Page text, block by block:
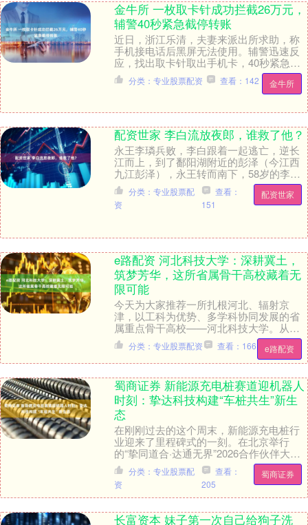
金牛所 一枚取卡针成功拦截26万元，
辅警40秒紧急截停转账
近日，浙江乐清，夫妻来派出所求助，称
手机接电话后黑屏无法使用。辅警迅速反
应，找出取卡针取出手机卡，40秒紧急截
停转账。....
金牛所
分类：专业股票配资 查看：142
配资世家 李白流放夜郎，谁救了他？
永王李璘兵败，李白跟着一起逃亡，逆长
江而上，到了鄱阳湖附近的彭泽（今江西
九江彭泽），永王转而南下，58岁的李白
跑不动了。 江南西道采访使皇甫铣将李白
囚禁在浔阳（....
配资世家
分类：专业股票配
资
查看：
151
e路配资 河北科技大学：深耕冀土，
筑梦芳华，这所省属骨干高校藏着无
限可能
今天为大家推荐一所扎根河北、辐射京
津，以工科为优势、多学科协同发展的省
属重点骨干高校——河北科技大学。从历
史底蕴到学科实力，从人才培养到就业前
景，全方位解析，帮....
e路配资
分类：专业股票配资 查看：166
蜀商证券 新能源充电桩赛道迎机器人
时刻：挚达科技构建“车桩共生”新生
态
在刚刚过去的这个周末，新能源充电桩行
业迎来了里程碑式的一刻。在北京举行
的“挚同道合·达通无界”2026合作伙伴大会
暨创新生态发布会上，“智能充电桩第一
股”挚达科....
蜀商证券
分类：专业股票配
资
查看：
205
长富资本 妹子第一次自己给狗子洗